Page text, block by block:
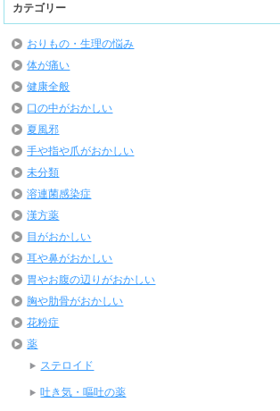
カテゴリー
おりもの・生理の悩み
体が痛い
健康全般
口の中がおかしい
夏風邪
手や指や爪がおかしい
未分類
溶連菌感染症
漢方薬
目がおかしい
耳や鼻がおかしい
胃やお腹の辺りがおかしい
胸や肋骨がおかしい
花粉症
薬
ステロイド
吐き気・嘔吐の薬